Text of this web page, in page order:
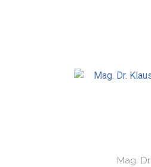
Mag. Dr.